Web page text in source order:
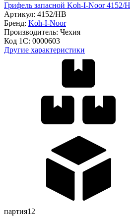
Грифель запасной Koh-I-Noor
Артикул: 4152/НВ
Бренд: Koh-I-Noor
Производитель: Чехия
Код 1С: 0000603
Другие характеристики
партия12